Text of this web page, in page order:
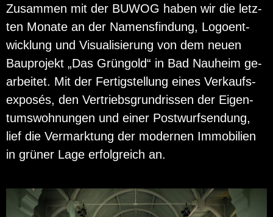
Zu­sam­men mit der BUWOG haben wir die letz­
ten Mo­na­te an der Na­mens­fin­dung, Lo­go­ent­
wick­lung und Vi­sua­li­sie­rung von dem neuen
Bau­pro­jekt „Das Grün­gold“ in Bad Nau­heim ge­
ar­bei­tet. Mit der Fer­tig­stel­lung eines Ver­kaufs­
ex­posés, den Ver­triebs­grund­ris­sen der Ei­gen­
tums­woh­nun­gen und einer Post­wurf­sen­dung,
lief die Ver­mark­tung der mo­der­nen Im­mo­bi­li­en
in grü­ner Lage er­folg­reich an.